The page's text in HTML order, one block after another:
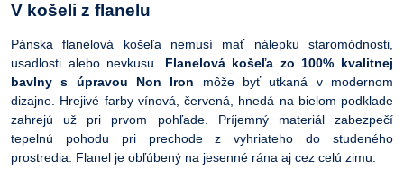
V košeli z flanelu
Pánska flanelová košeľa nemusí mať nálepku staromódnosti,
usadlosti alebo nevkusu. Flanelová košeľa zo 100% kvalitnej
bavlny s úpravou Non Iron môže byť utkaná v modernom
dizajne. Hrejivé farby vínová, červená, hnedá na bielom podklade
zahrejú už pri prvom pohľade. Príjemný materiál zabezpečí
tepelnú pohodu pri prechode z vyhriateho do studeného
prostredia. Flanel je obľúbený na jesenné rána aj cez celú zimu.